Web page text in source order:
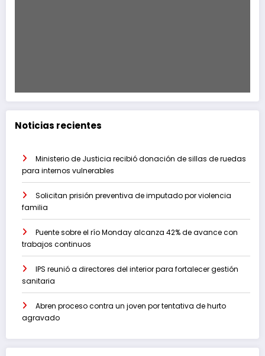
Noticias recientes
Ministerio de Justicia recibió donación de sillas de ruedas
para internos vulnerables
Solicitan prisión preventiva de imputado por violencia
familia
Puente sobre el río Monday alcanza 42% de avance con
trabajos continuos
IPS reunió a directores del interior para fortalecer gestión
sanitaria
Abren proceso contra un joven por tentativa de hurto
agravado